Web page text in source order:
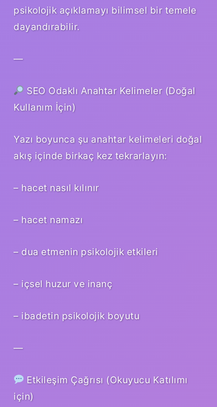
psikolojik açıklamayı bilimsel bir temele
dayandırabilir.
—
SEO Odaklı Anahtar Kelimeler (Doğal
Kullanım İçin)
Yazı boyunca şu anahtar kelimeleri doğal
akış içinde birkaç kez tekrarlayın:
– hacet nasıl kılınır
– hacet namazı
– dua etmenin psikolojik etkileri
– içsel huzur ve inanç
– ibadetin psikolojik boyutu
—
Etkileşim Çağrısı (Okuyucu Katılımı
için)